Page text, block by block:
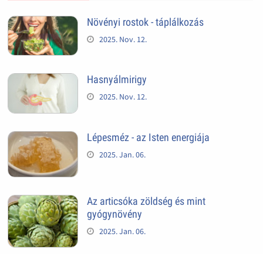
Növényi rostok - táplálkozás
2025. Nov. 12.
Hasnyálmirigy
2025. Nov. 12.
Lépesméz - az Isten energiája
2025. Jan. 06.
Az articsóka zöldség és mint
gyógynövény
2025. Jan. 06.